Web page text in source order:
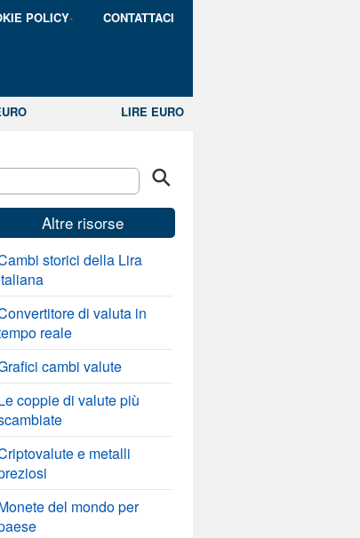
POLICY CONTATTACI
LIRE EURO
Altre risorse
storici della Lira
di valuta in
reale
cambi valute
coppie di valute più
e metalli
del mondo per